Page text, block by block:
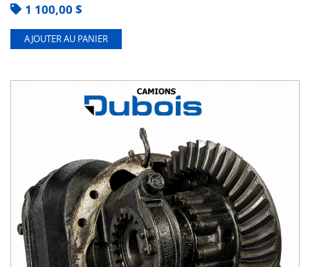
1 100,00 $
AJOUTER AU PANIER